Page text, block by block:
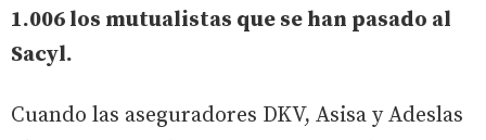
1.006 los mutualistas que se han pasado al
Sacyl.
Cuando las aseguradores DKV, Asisa y Adeslas